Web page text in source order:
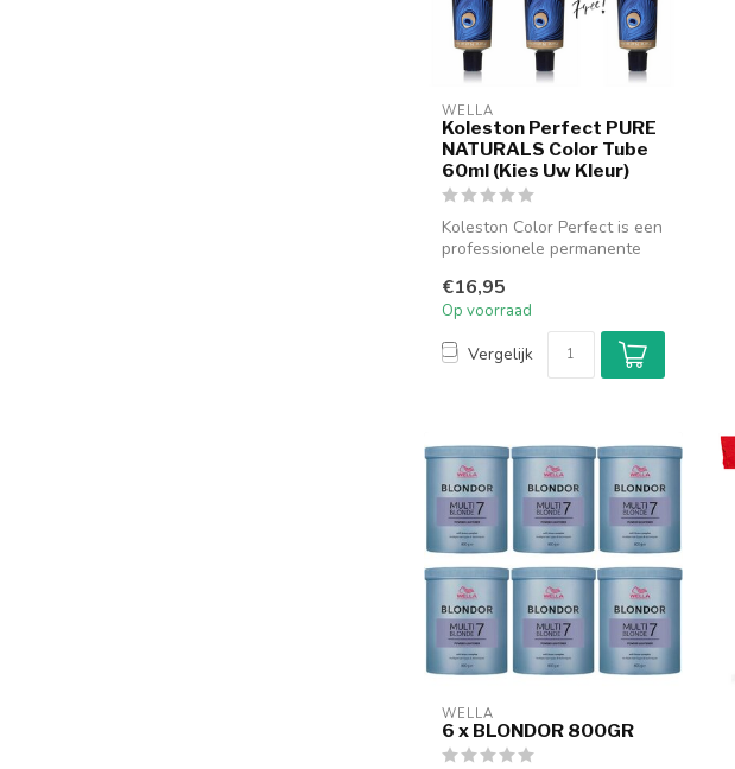
WELLA
Koleston Perfect PURE
NATURALS Color Tube
60ml (Kies Uw Kleur)
Koleston Color Perfect is een
professionele permanente
€16,95
Op voorraad
Vergelijk
WELLA
6 x BLONDOR 800GR